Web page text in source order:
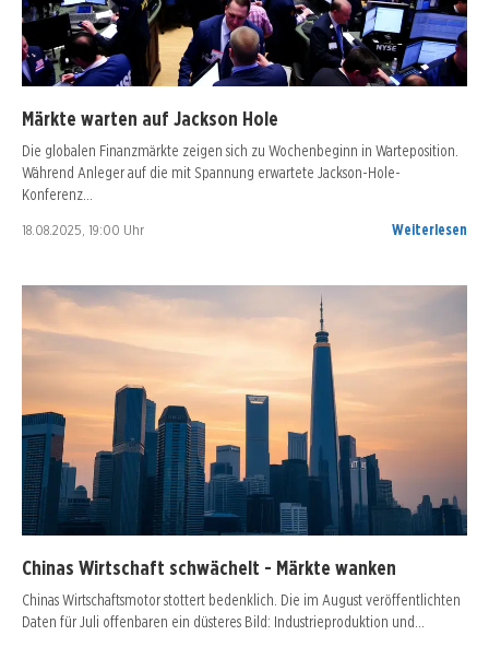
Märkte warten auf Jackson Hole
Die globalen Finanzmärkte zeigen sich zu Wochenbeginn in Warteposition.
Während Anleger auf die mit Spannung erwartete Jackson-Hole-
Konferenz…
18.08.2025, 19:00 Uhr Weiterlesen
Chinas Wirtschaft schwächelt - Märkte wanken
Chinas Wirtschaftsmotor stottert bedenklich. Die im August veröffentlichten
Daten für Juli offenbaren ein düsteres Bild: Industrieproduktion und…